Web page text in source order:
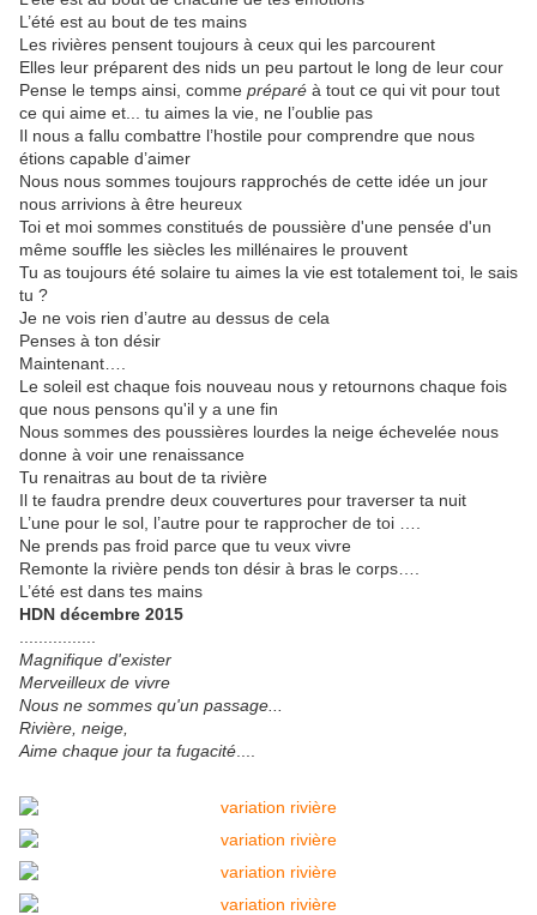
L’été est au bout de tes mains
Les rivières pensent toujours à ceux qui les parcourent
Elles leur préparent des nids un peu partout le long de leur cour
Pense le temps ainsi, comme préparé à tout ce qui vit pour tout
ce qui aime et... tu aimes la vie, ne l’oublie pas
Il nous a fallu combattre l’hostile pour comprendre que nous
étions capable d’aimer
Nous nous sommes toujours rapprochés de cette idée un jour
nous arrivions à être heureux
Toi et moi sommes constitués de poussière d'une pensée d'un
même souffle les siècles les millénaires le prouvent
Tu as toujours été solaire tu aimes la vie est totalement toi, le sais
tu ?
Je ne vois rien d’autre au dessus de cela
Penses à ton désir
Maintenant….
Le soleil est chaque fois nouveau nous y retournons chaque fois
que nous pensons qu'il y a une fin
Nous sommes des poussières lourdes la neige échevelée nous
donne à voir une renaissance
Tu renaitras au bout de ta rivière
Il te faudra prendre deux couvertures pour traverser ta nuit
L’une pour le sol, l’autre pour te rapprocher de toi ….
Ne prends pas froid parce que tu veux vivre
Remonte la rivière pends ton désir à bras le corps….
L’été est dans tes mains
HDN décembre 2015
Magnifique d'exister
Merveilleux de vivre
Nous ne sommes qu'un passage...
Rivière, neige,
Aime chaque jour ta fugacité